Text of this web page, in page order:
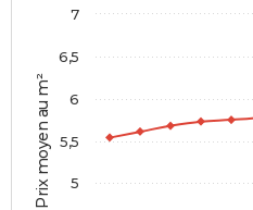
Prix moyen au m² 5
5,5
6
6,5
7